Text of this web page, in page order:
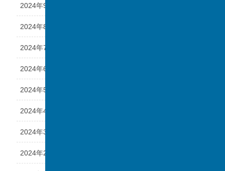
2024年9月
2024年8月
2024年7月
2024年6月
2024年5月
2024年4月
2024年3月
2024年2月